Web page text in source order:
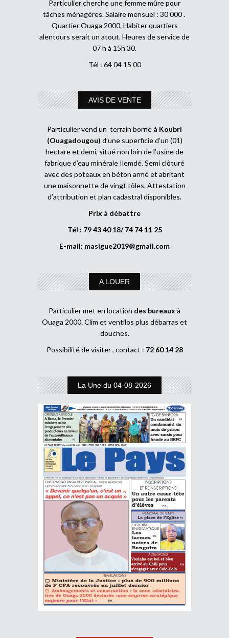
Particulier cherche une femme mûre pour
tâches ménagères. Salaire mensuel : 30 000 .
Quartier Ouaga 2000. Habiter quartiers
alentours serait un atout. Heures de service de
07 h à 15h 30.
Tél : 64 04 15 00
AVIS DE VENTE
Particulier vend un terrain borné à Koubri
(Ouagadougou) d’une superficie d’un (01)
hectare et demi, situé non loin de l’usine de
fabrique d’eau minérale Ilemdé. Semi clôturé
avec des poteaux en béton armé et abritant
une maisonnette de vingt tôles. Attestation
d’attribution et plan cadastral disponibles.
Prix à débattre
Tél : 79 43 40 18/ 74 74 11 25
E-mail: masigue2019@gmail.com
A LOUER
Particulier met en location des bureaux à
Ouaga 2000. Clim et ventilos plus débarras et
douches.
Possibilité de visiter , contact : 72 60 14 28
La Une du 04-08-2026